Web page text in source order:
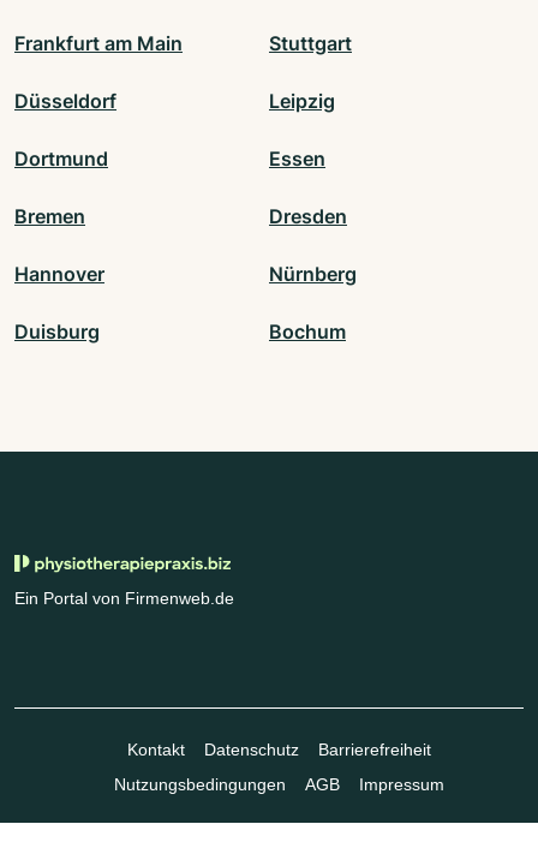
Frankfurt am Main Stuttgart
Düsseldorf Leipzig
Dortmund Essen
Bremen Dresden
Hannover Nürnberg
Duisburg Bochum
Ein Portal von Firmenweb.de
Kontakt Datenschutz
Barrierefreiheit
Nutzungsbedingungen
AGB Impressum